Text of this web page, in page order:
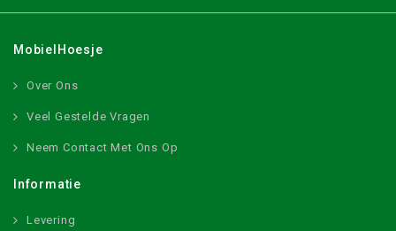
MobielHoesje
Over Ons
Veel Gestelde Vragen
Neem Contact Met Ons Op
Informatie
Levering